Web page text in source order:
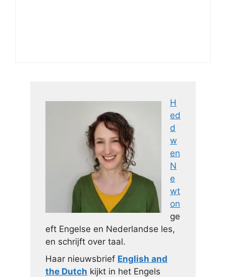
H
ed
d
w
en
N
e
wt
on
ge
eft Engelse en Nederlandse les,
en schrijft over taal.
Haar nieuwsbrief English and
the Dutch kijkt in het Engels